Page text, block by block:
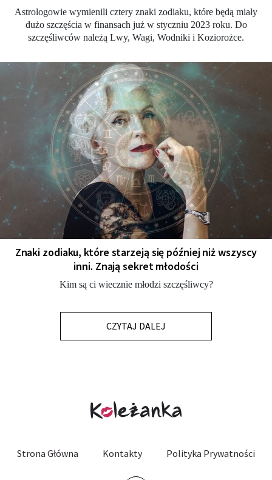
Astrologowie wymienili cztery znaki zodiaku, które będą miały
dużo szczęścia w finansach już w styczniu 2023 roku. Do
szczęśliwców należą Lwy, Wagi, Wodniki i Koziorożce.
Znaki zodiaku, które starzeją się później niż wszyscy
inni. Znają sekret młodości
Kim są ci wiecznie młodzi szczęśliwcy?
CZYTAJ DALEJ
Strona Główna Kontakty Polityka Prywatności